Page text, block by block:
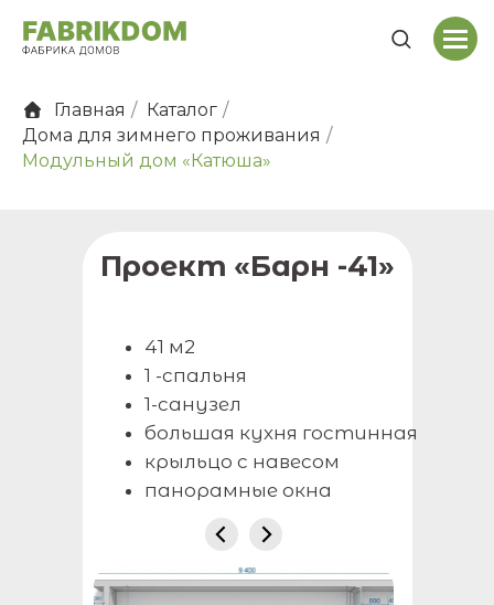
Главная / Каталог /
Дома для зимнего проживания /
Модульный дом «Катюша»
41 м2
1 -спальня
1-санузел
большая кухня гостинная
крыльцо с навесом
панорамные окна
Проект «Барн -41»